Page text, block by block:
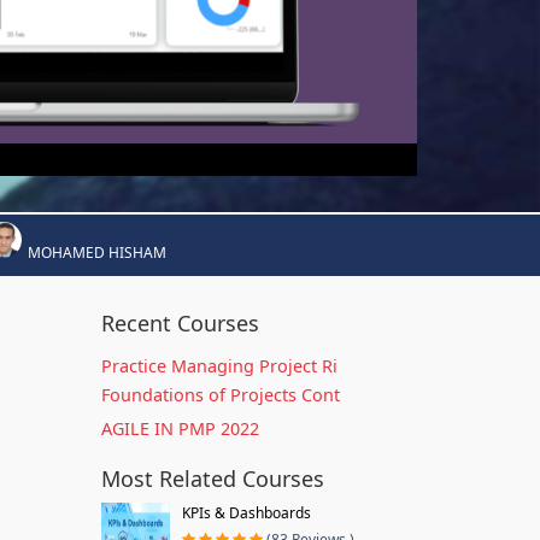
MOHAMED HISHAM
Recent Courses
Practice Managing Project Ri
Foundations of Projects Cont
AGILE IN PMP 2022
Most Related Courses
KPIs & Dashboards